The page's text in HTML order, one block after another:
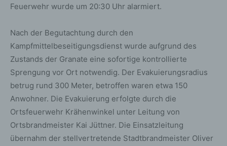
Feuerwehr wurde um 20:30 Uhr alarmiert.
Nach der Begutachtung durch den
Kampfmittelbeseitigungsdienst wurde aufgrund des
Zustands der Granate eine sofortige kontrollierte
Sprengung vor Ort notwendig. Der Evakuierungsradius
betrug rund 300 Meter, betroffen waren etwa 150
Anwohner. Die Evakuierung erfolgte durch die
Ortsfeuerwehr Krähenwinkel unter Leitung von
Ortsbrandmeister Kai Jüttner. Die Einsatzleitung
übernahm der stellvertretende Stadtbrandmeister Oliver